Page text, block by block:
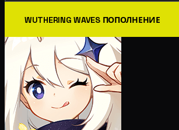
WUTHERING WAVES ПОПОЛНЕНИЕ